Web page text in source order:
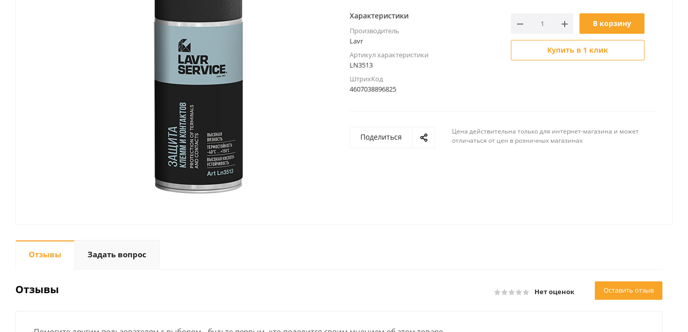
Характеристики
Производитель
Lavr
Артикул характеристики
LN3513
ШтрихКод
4607038896825
В корзину
Купить в 1 клик
Поделиться
Цена действительна только для интернет-магазина и может
отличаться от цен в розничных магазинах
Отзывы Задать вопрос
Отзывы Нет оценок Оставить отзыв